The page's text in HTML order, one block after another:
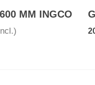
MM INGCO